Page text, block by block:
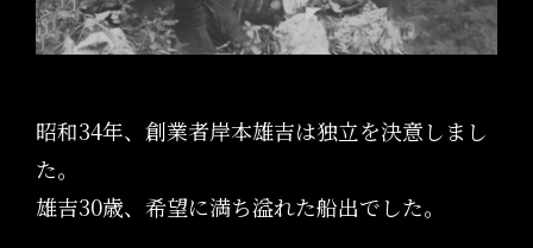
昭和34年、創業者岸本雄吉は独立を決意しまし
た。
雄吉30歳、希望に満ち溢れた船出でした。